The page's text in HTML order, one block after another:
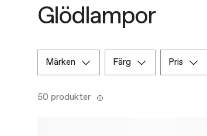
Glödlampor
märken färg pris
50 produkter